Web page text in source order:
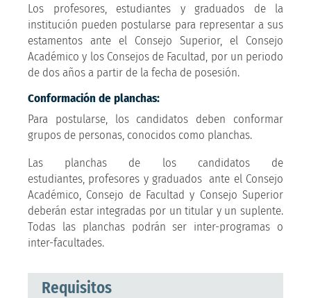
Los profesores, estudiantes y graduados de la
institución pueden postularse para representar a sus
estamentos ante el Consejo Superior, el Consejo
Académico y los Consejos de Facultad, por un periodo
de dos años a partir de la fecha de posesión.
Conformación de planchas:
Para postularse, los candidatos deben conformar
grupos de personas, conocidos como planchas.
Las planchas de los candidatos de
estudiantes, profesores y graduados ante el Consejo
Académico, Consejo de Facultad y Consejo Superior
deberán estar integradas por un titular y un suplente.
Todas las planchas podrán ser inter-programas o
inter-facultades.
Requisitos